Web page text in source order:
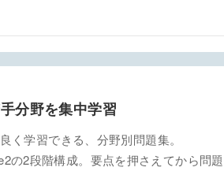
分野を集中学習
く学習できる、分野別問題集。
の2段階構成。要点を押さえてから問題